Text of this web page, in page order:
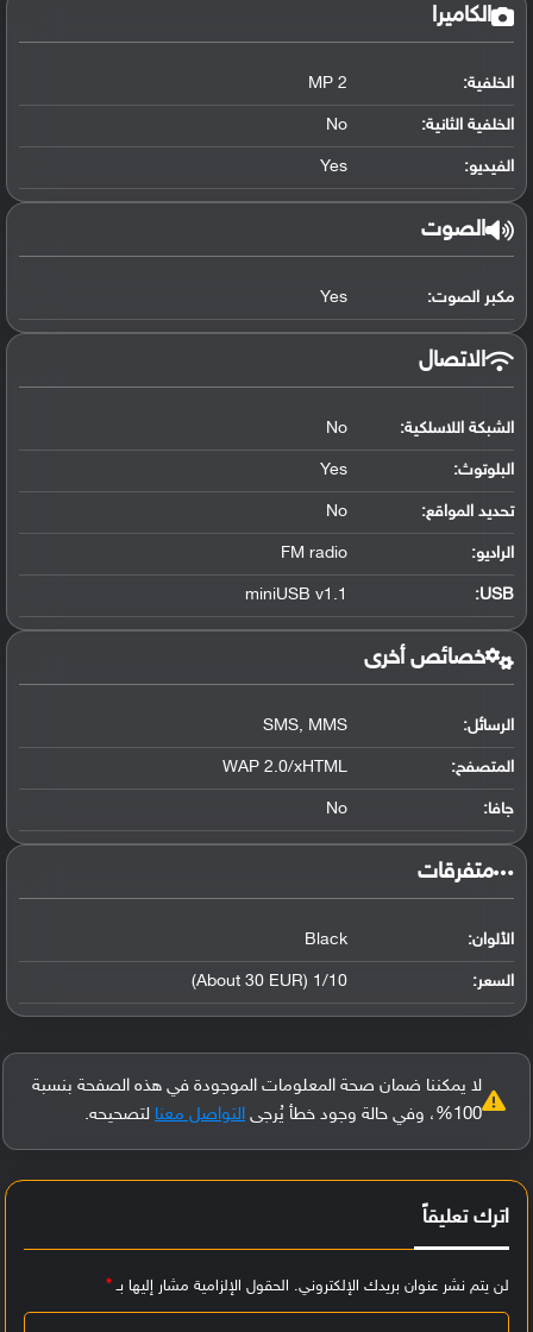
الكاميرا
الخلفية: 2 MP
الخلفية الثانية: No
الفيديو: Yes
الصوت
مكبر الصوت: Yes
الاتصال
الشبكة اللاسلكية: No
البلوتوث:
Yes
تحديد المواقع:
No
الراديو: FM radio
USB
:
miniUSB v1.1
خصائص أخرى
الرسائل: SMS, MMS
المتصفح: WAP 2.0/xHTML
جافا: No
‏متفرقات‏
الألوان: Black
السعر: 1/10 (About 30 EUR)
لا يمكننا ضمان صحة المعلومات الموجودة في هذه الصفحة بنسبة
100%، وفي حالة وجود خطأ يُرجى
التواصل معنا لتصحيحه.
اترك تعليقاً
لن يتم نشر عنوان بريدك الإلكتروني. الحقول الإلزامية مشار إليها بـ*